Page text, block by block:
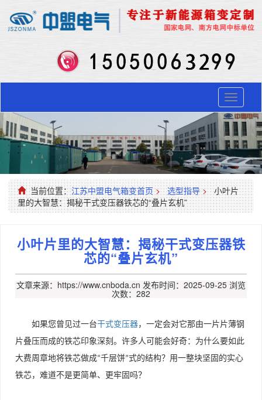
Toggle
当前位置：江苏中盟电气箱变首页 > 选型指导 > 小叶片
里的大智慧：揭秘干式变压器铁芯的“叠片玄机”
小叶片里的大智慧：揭秘干式变压器铁
芯的“叠片玄机”
文章来源：https://www.cnboda.cn 发布时间：2025-09-25 浏览
次数：282
如果您曾见过一台干式变压器，一定会对它那由一片片薄钢
片叠压而成的铁芯印象深刻。许多人可能会好奇：为什么要如此
大费周章地将铁芯做成“千层饼”式的结构？用一整块坚固的实心
铁芯，难道不是更简单、更牢固吗？